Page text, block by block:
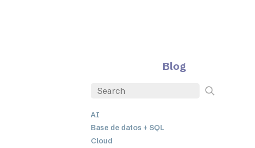
Blog
AI
Base de datos + SQL
Cloud